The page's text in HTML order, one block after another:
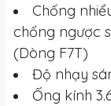
Chống
chống ngược
(Dòng F7T)
Độ nhạy
Ống kính